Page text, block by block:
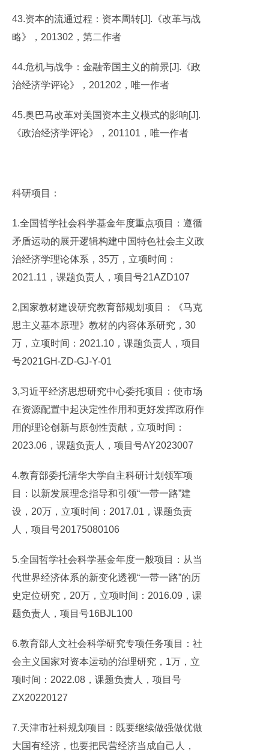
43.资本的流通过程：资本周转[J].《改革与战
略》，201302，第二作者
44.危机与战争：金融帝国主义的前景[J].《政
治经济学评论》，201202，唯一作者
45.奥巴马改革对美国资本主义模式的影响[J].
《政治经济学评论》，201101，唯一作者
科研项目：
1.全国哲学社会科学基金年度重点项目：遵循
矛盾运动的展开逻辑构建中国特色社会主义政
治经济学理论体系，35万，立项时间：
2021.11，课题负责人，项目号21AZD107
2,国家教材建设研究教育部规划项目：《马克
思主义基本原理》教材的内容体系研究，30
万，立项时间：2021.10，课题负责人，项目
号2021GH-ZD-GJ-Y-01
3,习近平经济思想研究中心委托项目：使市场
在资源配置中起决定性作用和更好发挥政府作
用的理论创新与原创性贡献，立项时间：
2023.06，课题负责人，项目号AY2023007
4.教育部委托清华大学自主科研计划领军项
目：以新发展理念指导和引领“一带一路”建
设，20万，立项时间：2017.01，课题负责
人，项目号20175080106
5.全国哲学社会科学基金年度一般项目：从当
代世界经济体系的新变化透视“一带一路”的历
史定位研究，20万，立项时间：2016.09，课
题负责人，项目号16BJL100
6.教育部人文社会科学研究专项任务项目：社
会主义国家对资本运动的治理研究，1万，立
项时间：2022.08，课题负责人，项目号
ZX20220127
7.天津市社科规划项目：既要继续做强做优做
大国有经济，也要把民营经济当成自己人，